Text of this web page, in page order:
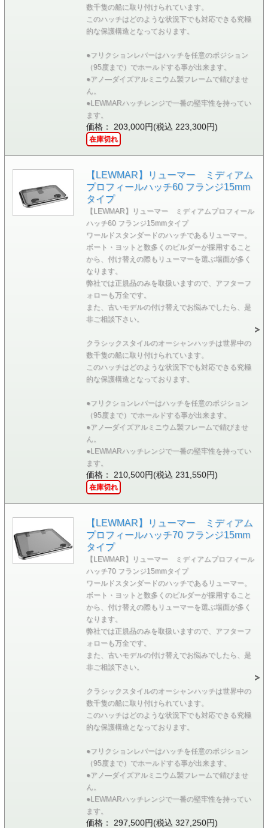
数千隻の船に取り付けられています。
このハッチはどのような状況下でも対応できる究極
的な保護構造となっております。
●フリクションレバーはハッチを任意のポジション
（95度まで）でホールドする事が出来ます。
●アノ―ダイズアルミニウム製フレームで錆びませ
ん。
●LEWMARハッチレンジで一番の堅牢性を持ってい
ます。
価格： 203,000円(税込 223,300円)
在庫切れ
【LEWMAR】リューマー ミディアム
プロフィールハッチ60 フランジ15mm
タイプ
【LEWMAR】リューマー ミディアムプロフィール
ハッチ60 フランジ15mmタイプ
ワールドスタンダードのハッチであるリューマー。
ボート・ヨットと数多くのビルダーが採用すること
から、付け替えの際もリューマーを選ぶ場面が多く
なります。
弊社では正規品のみを取扱いますので、アフターフ
ォローも万全です。
また、古いモデルの付け替えでお悩みでしたら、是
非ご相談下さい。
クラシックスタイルのオーシャンハッチは世界中の
数千隻の船に取り付けられています。
このハッチはどのような状況下でも対応できる究極
的な保護構造となっております。
●フリクションレバーはハッチを任意のポジション
（95度まで）でホールドする事が出来ます。
●アノ―ダイズアルミニウム製フレームで錆びませ
ん。
●LEWMARハッチレンジで一番の堅牢性を持ってい
ます。
価格： 210,500円(税込 231,550円)
在庫切れ
【LEWMAR】リューマー ミディアム
プロフィールハッチ70 フランジ15mm
タイプ
【LEWMAR】リューマー ミディアムプロフィール
ハッチ70 フランジ15mmタイプ
ワールドスタンダードのハッチであるリューマー。
ボート・ヨットと数多くのビルダーが採用すること
から、付け替えの際もリューマーを選ぶ場面が多く
なります。
弊社では正規品のみを取扱いますので、アフターフ
ォローも万全です。
また、古いモデルの付け替えでお悩みでしたら、是
非ご相談下さい。
クラシックスタイルのオーシャンハッチは世界中の
数千隻の船に取り付けられています。
このハッチはどのような状況下でも対応できる究極
的な保護構造となっております。
●フリクションレバーはハッチを任意のポジション
（95度まで）でホールドする事が出来ます。
●アノ―ダイズアルミニウム製フレームで錆びませ
ん。
●LEWMARハッチレンジで一番の堅牢性を持ってい
ます。
価格： 297,500円(税込 327,250円)